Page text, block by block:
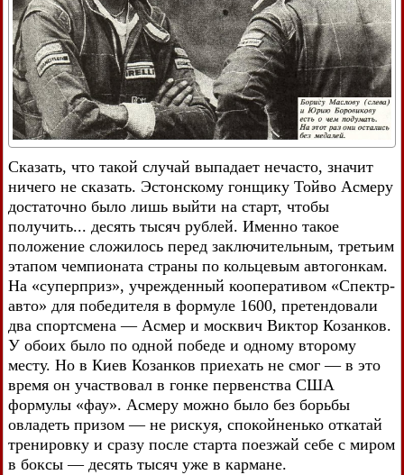
Сказать, что такой случай выпадает нечасто, значит
ничего не сказать. Эстонскому гонщику Тойво Асмеру
достаточно было лишь выйти на старт, чтобы
получить... десять тысяч рублей. Именно такое
положение сложилось перед заключительным, третьим
этапом чемпионата страны по кольцевым автогонкам.
На «суперприз», учрежденный кооперативом «Спектр-
авто» для победителя в формуле 1600, претендовали
два спортсмена — Асмер и москвич Виктор Козанков.
У обоих было по одной победе и одному второму
месту. Но в Киев Козанков приехать не смог — в это
время он участвовал в гонке первенства США
формулы «фау». Асмеру можно было без борьбы
овладеть призом — не рискуя, спокойненько откатай
тренировку и сразу после старта поезжай себе с миром
в боксы — десять тысяч уже в кармане.